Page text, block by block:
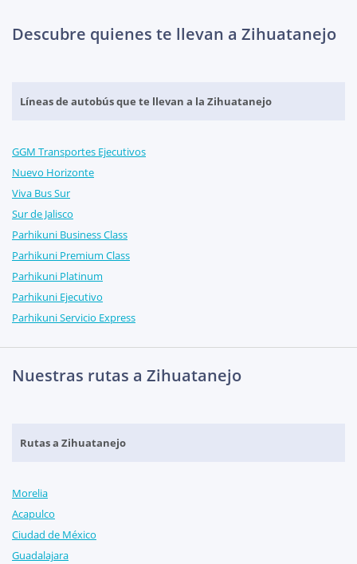
Descubre quienes te llevan a Zihuatanejo
Líneas de autobús que te llevan a la Zihuatanejo
GGM Transportes Ejecutivos
Nuevo Horizonte
Viva Bus Sur
Sur de Jalisco
Parhikuni Business Class
Parhikuni Premium Class
Parhikuni Platinum
Parhikuni Ejecutivo
Parhikuni Servicio Express
Nuestras rutas a Zihuatanejo
Rutas a Zihuatanejo
Morelia
Acapulco
Ciudad de México
Guadalajara